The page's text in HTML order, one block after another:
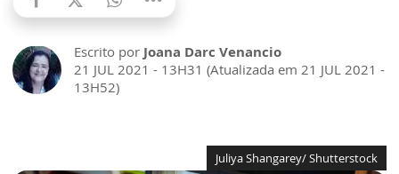
Escrito por Joana Darc Venancio
21 JUL 2021 - 13H31 (Atualizada em 21 JUL 2021 -
13H52)
Juliya Shangarey/ Shutterstock